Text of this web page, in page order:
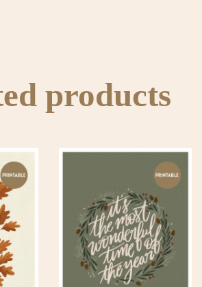
products